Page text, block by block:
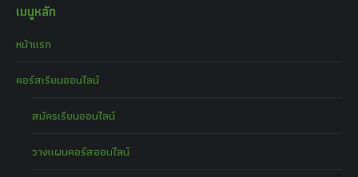
เมนูหลัก
หน้าแรก
คอร์สเรียนออนไลน์
สมัครเรียนออนไลน์
วางแผนคอร์สออนไลน์